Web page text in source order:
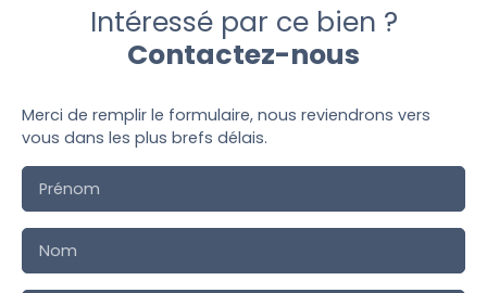
Intéressé par ce bien ?
Contactez-nous
Merci de remplir le formulaire, nous reviendrons vers
vous dans les plus brefs délais.
Prénom
Nom